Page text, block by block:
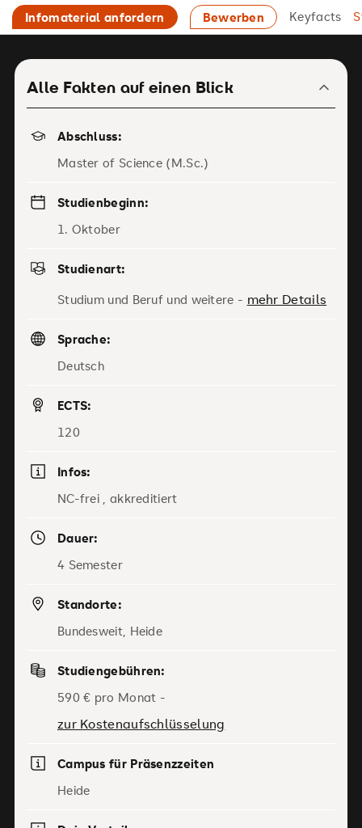
Infomaterial anfordern Bewerben Keyfacts
Alle Fakten auf einen Blick
Abschluss:
Master of Science (M.Sc.)
Studienbeginn:
1. Oktober
Studienart:
Studium und Beruf und weitere - mehr Details
Sprache:
Deutsch
ECTS:
120
Infos:
NC-frei , akkreditiert
Dauer:
4 Semester
Standorte:
Bundesweit, Heide
Studiengebühren:
590 € pro Monat -
zur Kostenaufschlüsselung
Campus für Präsenzzeiten
Heide